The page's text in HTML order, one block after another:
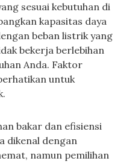
sesuai kebutuhan di
kapasitas daya
beban listrik yang
bekerja berlebihan
Anda. Faktor
untuk
bakar dan efisiensi
dikenal dengan
namun pemilihan